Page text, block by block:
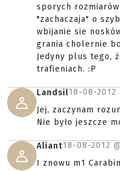
sporych
"zachaczaja" o
wbijanie sie
grania cholernie
Jedyny plus tego,
trafieniach. :P
Landsil18-08-2012
Jej, zaczynam
Nie było jeszcze
Aliant18-08-2012
I znowu m1